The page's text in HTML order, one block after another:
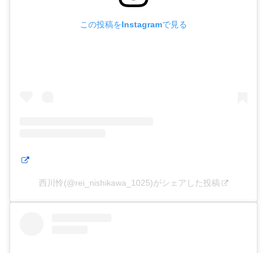
この投稿をInstagramで見る
西川怜(@rei_nishikawa_1025)がシェアした投稿